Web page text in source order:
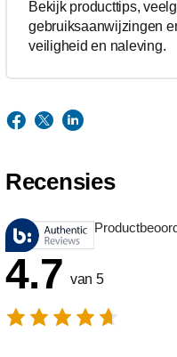
Bekijk producttips,
gebruiksaanwijzingen
veiligheid en naleving.
Recensies
4.7 van 5